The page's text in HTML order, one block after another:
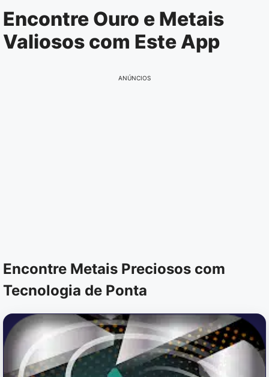
Pular
para
o
Encontre Ouro e Metais
Valiosos com Este App
ANÚNCIOS
Encontre Metais Preciosos com
Tecnologia de Ponta